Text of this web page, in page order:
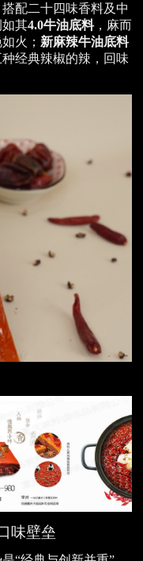
配二十四味香料及中
其4.0牛油底料，麻而
火； 新麻辣牛油底料
经典辣椒的辣，回味
味壁垒